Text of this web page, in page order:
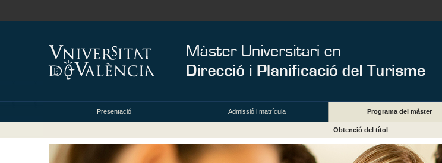
Presentació Admissió i matrícula Programa del màster
Obtenció del títol